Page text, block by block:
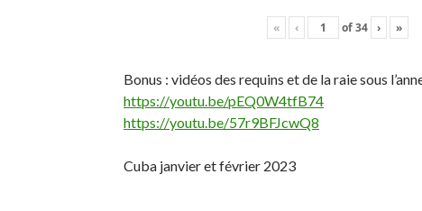
« ‹ of34 › »
Bonus : vidéos des requins et de la raie sous
https://youtu.be/pEQ0W4tfB74
https://youtu.be/57r9BFJcwQ8
Cuba janvier et février 2023